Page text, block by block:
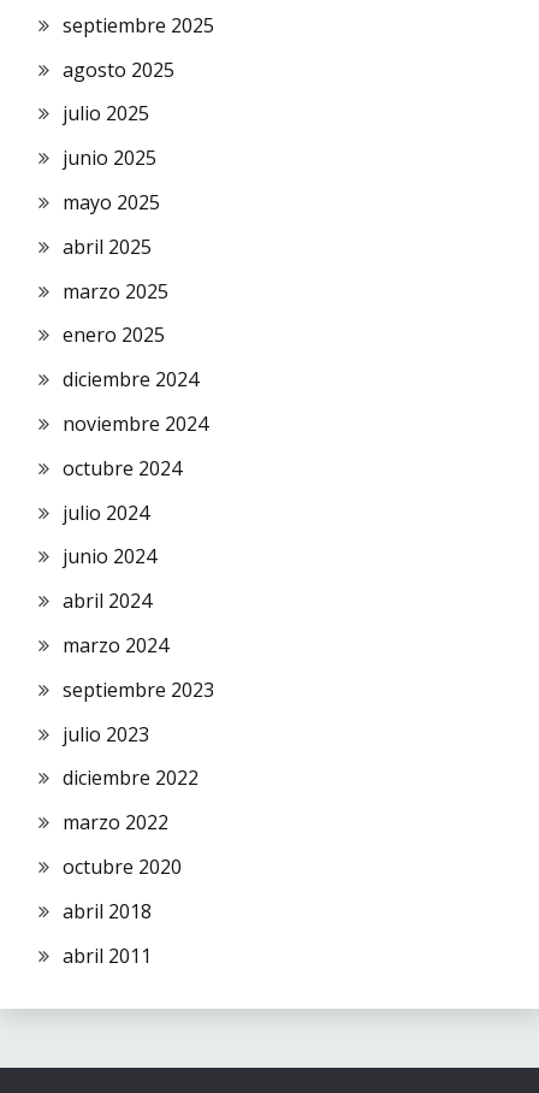
septiembre 2025
agosto 2025
julio 2025
junio 2025
mayo 2025
abril 2025
marzo 2025
enero 2025
diciembre 2024
noviembre 2024
octubre 2024
julio 2024
junio 2024
abril 2024
marzo 2024
septiembre 2023
julio 2023
diciembre 2022
marzo 2022
octubre 2020
abril 2018
abril 2011